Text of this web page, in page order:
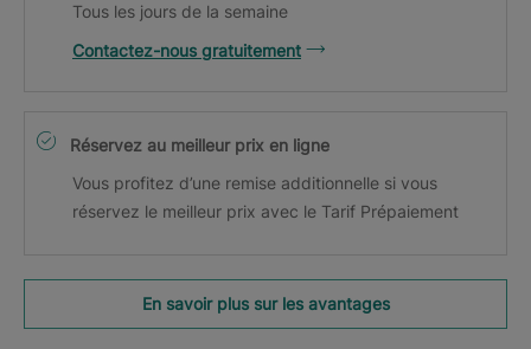
Tous les jours de la semaine
Contactez-nous gratuitement
Réservez au meilleur prix en ligne
Vous profitez d’une remise additionnelle si vous
réservez le meilleur prix avec le Tarif Prépaiement
En savoir plus sur les avantages